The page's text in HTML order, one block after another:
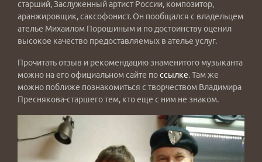
старший, Заслуженный артист России, композитор,
аранжировщик, саксофонист. Он пообщался с владельцем
ателье Михаилом Порошиным и по достоинству оценил
высокое качество предоставляемых в ателье услуг.
Прочитать отзыв и рекомендацию знаменитого музыканта
можно на его официальном сайте поссылке. Там же
можно поближе познакомиться с творчеством Владимира
Преснякова-старшего тем, кто еще с ним не знаком.